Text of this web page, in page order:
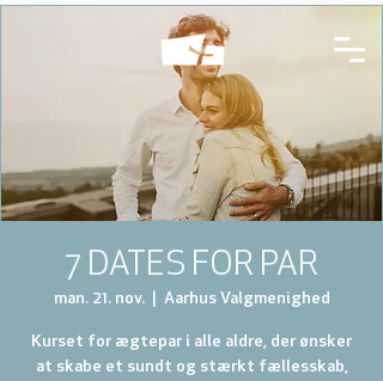
7 DATES FOR PAR
man. 21. nov.
  |
Aarhus Valgmenighed
Kurset for ægtepar i alle aldre, der ønsker
at skabe et sundt og stærkt fællesskab,